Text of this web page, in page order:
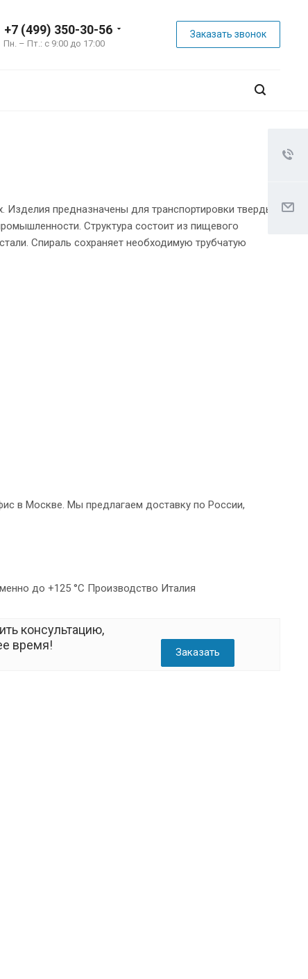
+7 (499) 350-30-56
Пн. – Пт.: с 9:00 до 17:00
Заказать звонок
предназначены для транспортировки твердых
Структура состоит из пищевого
Спираль сохраняет необходимую трубчатую
в Москве. Мы предлагаем доставку по России,
до +125 °C Производство Италия
консультацию,
время!
Заказать